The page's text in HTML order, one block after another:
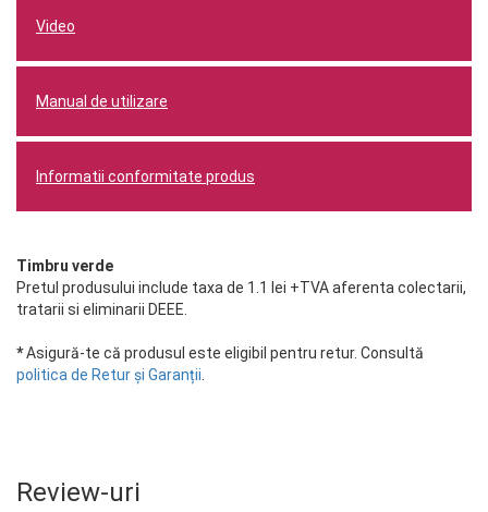
Video
Manual de utilizare
Informatii conformitate produs
Timbru verde
Pretul produsului include taxa de 1.1 lei +TVA aferenta colectarii,
tratarii si eliminarii DEEE.
*Asigură-te că produsul este eligibil pentru retur. Consultă
politica de Retur și Garanții.
Review-uri